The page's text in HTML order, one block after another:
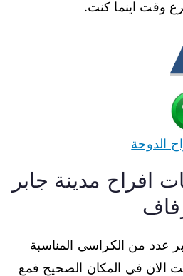
وقت اينما كنت.
الدوحة
افراح مدينة جابر
عدد من الكراسي المناسبة
الان في المكان الصحيح فمع